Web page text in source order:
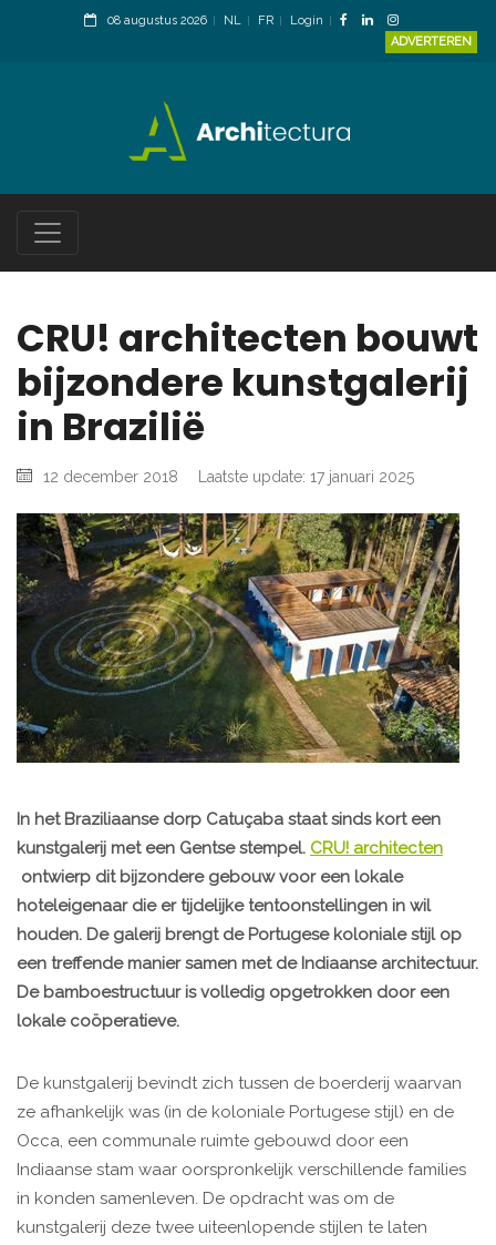
08 augustus 2026 NL FR
Login
ADVERTEREN
CRU! architecten bouwt
bijzondere kunstgalerij
in Brazilië
12 december 2018 Laatste update: 17 januari 2025
In het Braziliaanse dorp Catuçaba staat sinds kort een
kunstgalerij met een Gentse stempel. CRU! architecten
ontwierp dit bijzondere gebouw voor een lokale
hoteleigenaar die er tijdelijke tentoonstellingen in wil
houden. De galerij brengt de Portugese koloniale stijl op
een treffende manier samen met de Indiaanse architectuur.
De bamboestructuur is volledig opgetrokken door een
lokale coöperatieve.
De kunstgalerij bevindt zich tussen de boerderij waarvan
ze afhankelijk was (in de koloniale Portugese stijl) en de
Occa, een communale ruimte gebouwd door een
Indiaanse stam waar oorspronkelijk verschillende families
in konden samenleven. De opdracht was om de
kunstgalerij deze twee uiteenlopende stijlen te laten